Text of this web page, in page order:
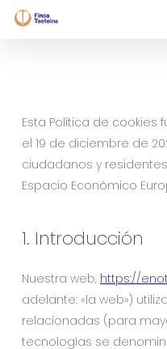
Skip
Esta Política de cookies
el 19 de diciembre de
ciudadanos y
Espacio Económico
1. Introducción
Nuestra web, https://
adelante: «la web»)
relacionadas (para
tecnologías se